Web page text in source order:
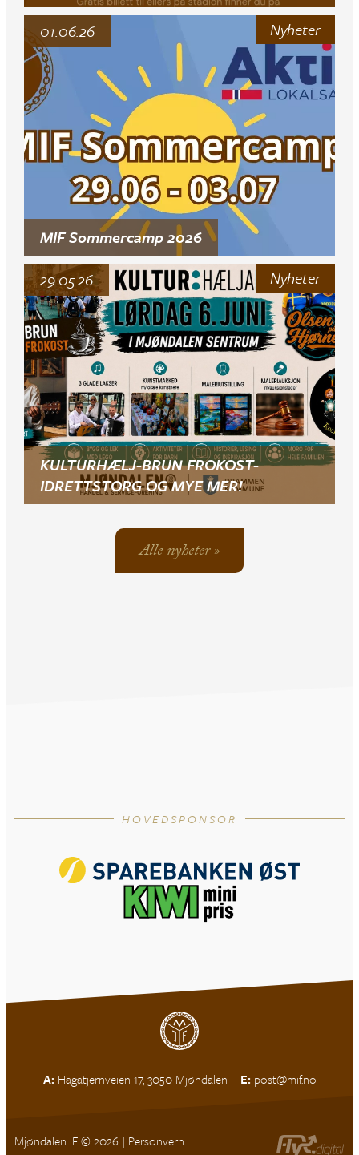
Nyheter
MIF Sommercamp 2026
01.06.26
Nyheter
KULTURHÆLJ-BRUN FROKOST-
IDRETTSTORG OG MYE MER!
29.05.26
Alle nyheter »
HOVEDSPONSOR
A:Hagatjernveien 17, 3050 Mjøndalen E: post@mif.no
Mjøndalen IF © 2026 | Personvern